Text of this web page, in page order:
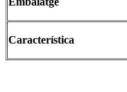
Característica